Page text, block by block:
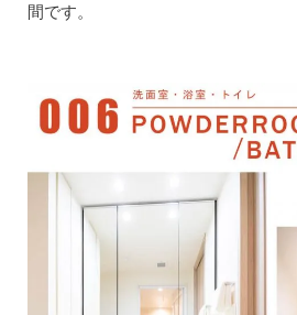
間です。